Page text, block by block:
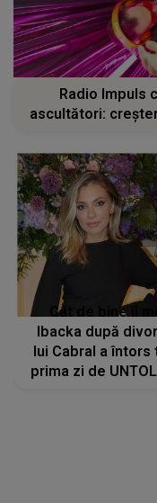
Radio Impuls
ascultători:
Cât de bine îi
Ibacka după
lui Cabral a
prima zi de